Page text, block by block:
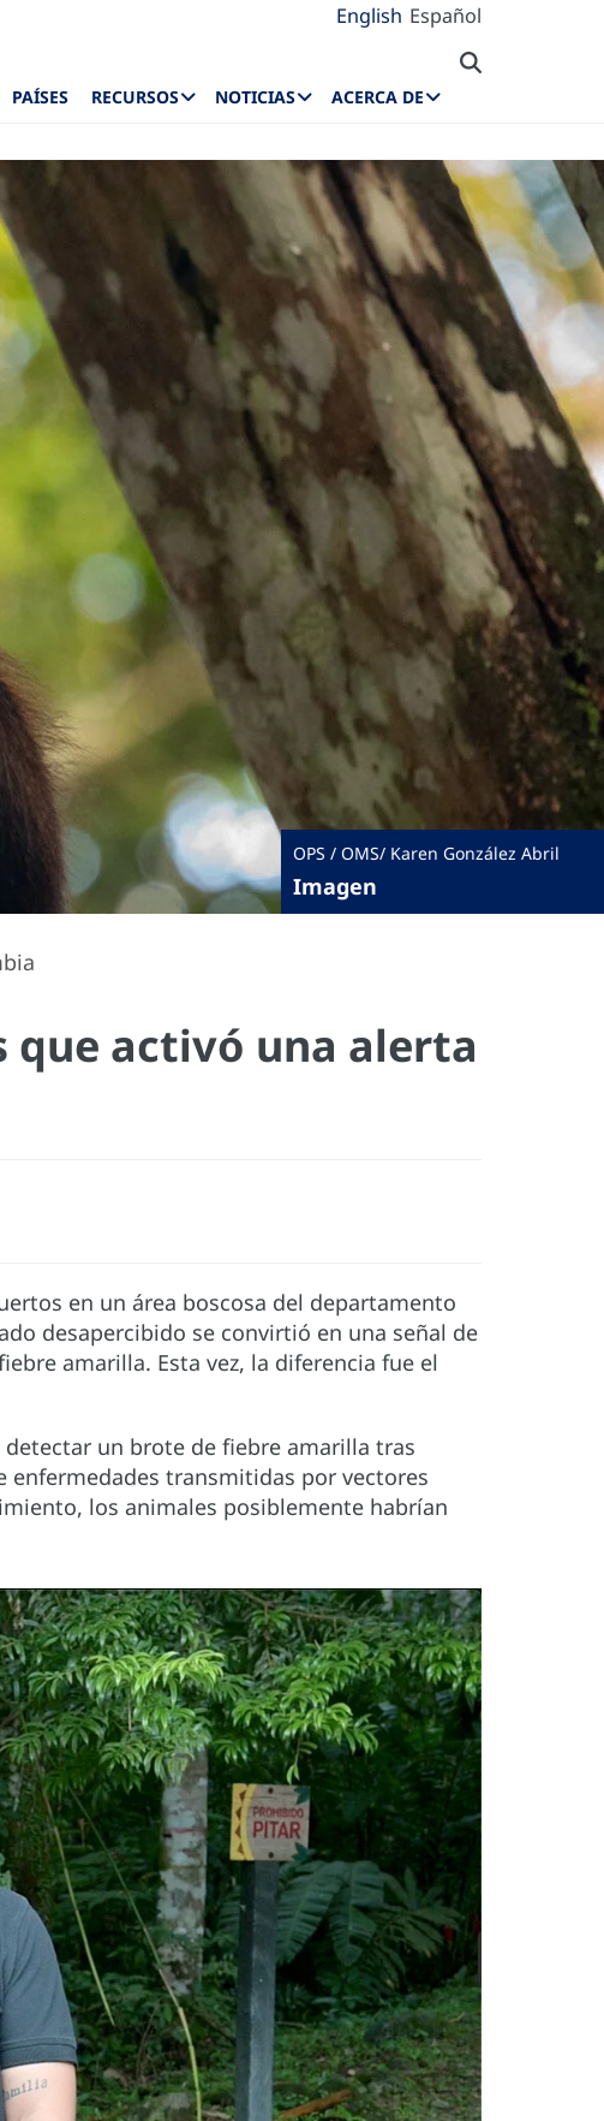
English Español
PAÍSES RECURSOS NOTICIAS ACERCA DE
OPS / OMS/ Karen González Abril
Imagen
que activó una alerta
en un área boscosa del departamento
desapercibido se convirtió en una señal de
amarilla. Esta vez, la diferencia fue el
un brote de fiebre amarilla tras
transmitidas por vectores
los animales posiblemente habrían